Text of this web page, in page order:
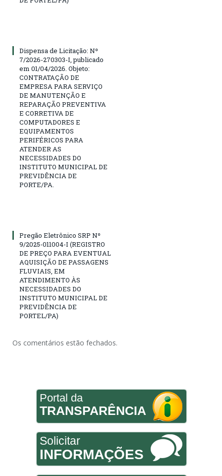
Dispensa de Licitação: Nº
7/2026-270303-I, publicado
em 01/04/2026. Objeto:
CONTRATAÇÃO DE
EMPRESA PARA SERVIÇO
DE MANUTENÇÃO E
REPARAÇÃO PREVENTIVA
E CORRETIVA DE
COMPUTADORES E
EQUIPAMENTOS
PERIFÉRICOS PARA
ATENDER AS
NECESSIDADES DO
INSTITUTO MUNICIPAL DE
PREVIDÊNCIA DE
PORTE/PA.
Pregão Eletrônico SRP Nº
9/2025-011004-I (REGISTRO
DE PREÇO PARA EVENTUAL
AQUISIÇÃO DE PASSAGENS
FLUVIAIS, EM
ATENDIMENTO ÀS
NECESSIDADES DO
INSTITUTO MUNICIPAL DE
PREVIDÊNCIA DE
PORTEL/PA)
Os comentários estão fechados.
Portal da
TRANSPARÊNCIA
Solicitar
INFORMAÇÕES